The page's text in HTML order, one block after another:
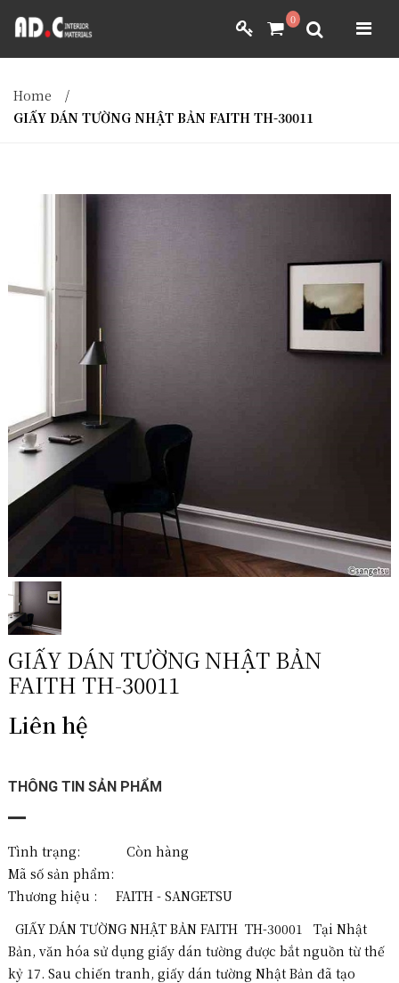
0
YÊU CẦU BÁO GIÁ
ADC INTERIOR
GIẤY DÁN TƯỜNG NHẬT BẢN
Home
/
GIẤY DÁN TƯỜNG NHẬT BẢN FAITH TH-30011
GIẤY DÁN TƯỜNG NHẬT BẢN
FAITH TH-30011
Liên hệ
THÔNG TIN SẢN PHẨM
Tình trạng: Còn hàng
Mã số sản phẩm:
Thương hiệu :
FAITH - SANGETSU
GIẤY DÁN TƯỜNG NHẬT BẢN FAITH TH-30001 Tại Nhật
Bản, văn hóa sử dụng giấy dán tường được bắt nguồn từ thế
kỷ 17. Sau chiến tranh, giấy dán tường Nhật Bản đã tạo